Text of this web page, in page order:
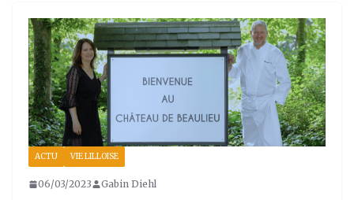
a
g
ra
m
e
b
o
o
k
e
dI
n
g
er
ACTU VIE LILLOISE
06/03/2023 Gabin Diehl